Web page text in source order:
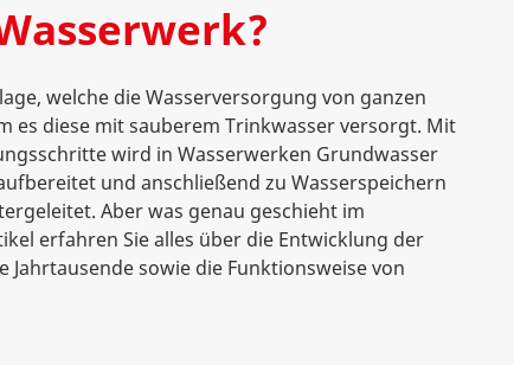
welche die Wasserversorgung von ganzen
es diese mit sauberem Trinkwasser versorgt. Mit
wird in Wasserwerken Grundwasser
und anschließend zu Wasserspeichern
Aber was genau geschieht im
erfahren Sie alles über die Entwicklung der
Jahrtausende sowie die Funktionsweise von